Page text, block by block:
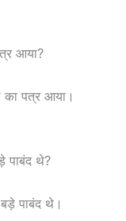
आया?
का पत्र आया।
पाबंद थे?
पाबंद थे।